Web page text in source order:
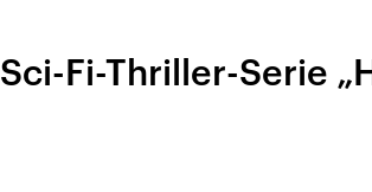
Sci-Fi-Thriller-Serie